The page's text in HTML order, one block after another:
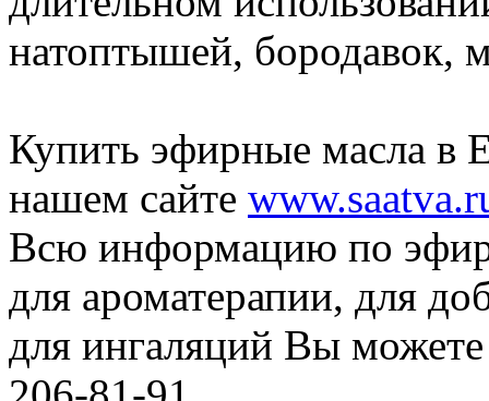
натоптышей, бородавок,
Купить эфирные масла в
нашем сайте
Всю информацию по
для ароматерапии, для
для ингаляций Вы